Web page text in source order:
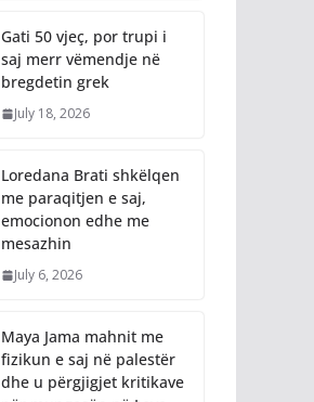
Gati 50 vjeç, por trupi i
saj merr vëmendje në
bregdetin grek
July 18, 2026
Loredana Brati shkëlqen
me paraqitjen e saj,
emocionon edhe me
mesazhin
July 6, 2026
Maya Jama mahnit me
fizikun e saj në palestër
dhe u përgjigjet kritikave